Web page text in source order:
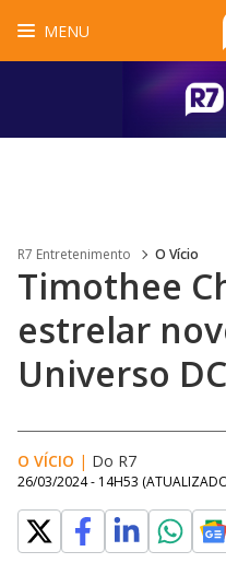
MENU
R7 Entretenimento O Vício
Timothee
estrelar
Universo DC
O VÍCIO | Do R7
26/03/2024 - 14H53